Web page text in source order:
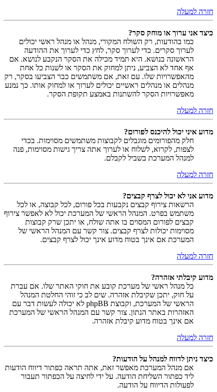
חזרה למעלה
כיצד אני ערוך או מוחק סקר?
כמו בהודעות, רק השולח המקורי, מנהל או מנהל ראשי יכולים
לערוך סקרים. כדי לערוך סקר, לחץ כדי לערוך את ההודעה
הראשונה בנושא. היא תמיד מכילה את הסקר הנקבע לנושא. אם
אף אחד לא הצביע, ניתן למחוק את הסקר או לשנות כל אחת
מהאפשרויות שלו. עם זאת, אם משתמשים כבר הצביעו בסקר, רק
מנהלים או מנהלים ראשיים יכולים לערוך או למחוק אותו. כך נמנע
מאפשרויות הסקר להשתנות באמצע תקופת הסקר.
חזרה למעלה
מדוע איני יכול להיכנס לפורום?
חלק מהפורומים מוגבלים לקבוצות משתמשים מסוימות. בכדי
לצפות, לקרוא, לשלוח או לערוך אתה צריך גישות מסוימות, פנה
למנהל המערכת בשביל לקבלם.
חזרה למעלה
מדוע אני לא יכול לצרף קבצים?
הרשאות צירוף קבצים נקבעות בכל פורום, לכל קבוצה, או לכל
משתמש בפרט. המנהל הראשי של המערכת יכול לא לאפשר צירוף
קבצים לפורום המסוים בו אתה שולח, או יתכן שרק קבוצות
מסוימות יכולות לצרף קבצים. צור קשר עם המנהל הראשי של
המערכת אם אינך בטוח מדוע אינך יכול לצרף קבצים.
חזרה למעלה
מדוע קיבלתי אזהרה?
כל מנהל ראשי של מערכת קובע את חוקי האתר שלו. אם עברת
על חוק, יתכן שקיבלת אזהרה. שים לב כי זוהי החלטת המנהל
הראשי של המערכת, וקבוצת phpBB לא יכולה לעשות דבר עם
האזהרות באתר הנתון. צור קשר עם המנהל הראשי של המערכת
אם אינך בטוח מדוע קיבלת אזהרה.
חזרה למעלה
כיצד ניתן לדווח למנהל על הודעות?
אם מנהל המערכת מאפשר זאת, אתה תראה כפתור דיווח הודעות
ליד כפתור השליחת הודעה. על ידי לחיצה על הכפתור תעבור
לפעולות הדיווח על הודעה.